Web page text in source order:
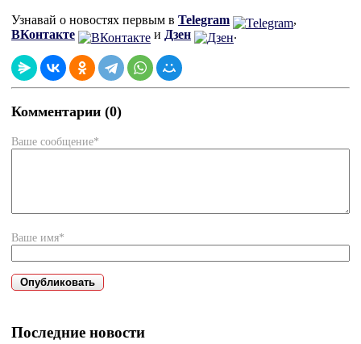
Узнавай о новостях первым в Telegram
,
ВКонтакте
и Дзен .
Комментарии (0)
Ваше сообщение*
Ваше имя*
Последние новости